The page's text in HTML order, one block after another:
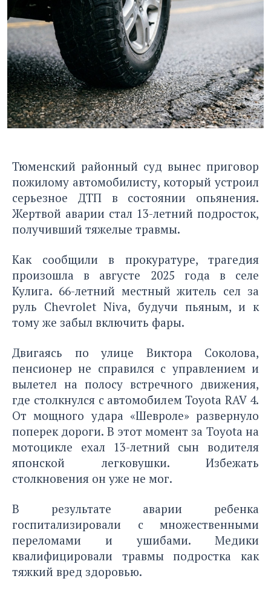
Тюменский районный суд вынес приговор
пожилому автомобилисту, который устроил
серьезное ДТП в состоянии опьянения.
Жертвой аварии стал 13-летний подросток,
получивший тяжелые травмы.
Как сообщили в прокуратуре, трагедия
произошла в августе 2025 года в селе
Кулига. 66-летний местный житель сел за
руль Chevrolet Niva, будучи пьяным, и к
тому же забыл включить фары.
Двигаясь по улице Виктора Соколова,
пенсионер не справился с управлением и
вылетел на полосу встречного движения,
где столкнулся с автомобилем Toyota RAV 4.
От мощного удара «Шевроле» развернуло
поперек дороги. В этот момент за Toyota на
мотоцикле ехал 13-летний сын водителя
японской легковушки. Избежать
столкновения он уже не мог.
В результате аварии ребенка
госпитализировали с множественными
переломами и ушибами. Медики
квалифицировали травмы подростка как
тяжкий вред здоровью.